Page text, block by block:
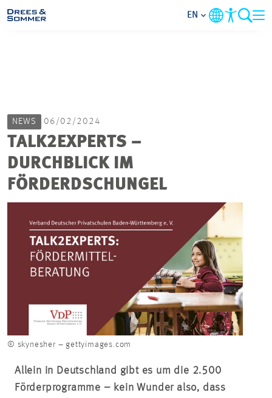
FOCUS AREAS
PROJECTS
CONTACT
EN
NEWS 06/02/2024
TALK2EXPERTS –
DURCHBLICK IM
FÖRDERDSCHUNGEL
© skynesher – gettyimages.com
Allein in Deutschland gibt es um die 2.500
Förderprogramme – kein Wunder also, dass